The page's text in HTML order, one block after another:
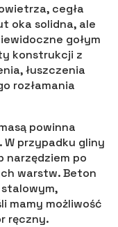
cegła
oka solidna, ale
gołym
konstrukcji z
łuszczenia
rozłamania
powinna
przypadku gliny
narzędziem po
warstw. Beton
mamy możliwość
ręczny.